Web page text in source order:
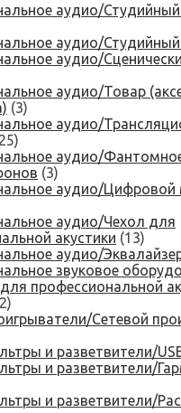
аудио/
аудио/
аудио/
аудио/Товар
(3)
аудио/
аудио/
(3)
аудио/
аудио/Чехол для
акустики (13)
аудио/
звуковое
профессиональной
Сетевой
и разветвители/
и разветвители/
и разветвители/